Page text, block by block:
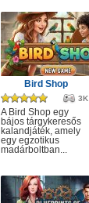
Bird Shop
3K
A Bird Shop egy
bájos tárgykeresős
kalandjáték, amely
egy egzotikus
madárboltban...